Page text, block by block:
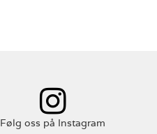
Følg oss på Instagram